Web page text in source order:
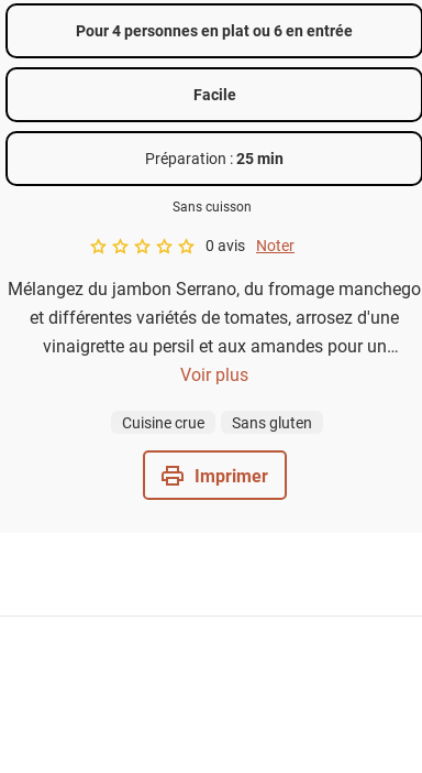
Pour 4 personnes en plat ou 6 en entrée
Facile
Préparation :25 min
Sans cuisson
A star rating of 0 out of 5.
0 avis Noter
Mélangez du jambon Serrano, du fromage manchego
et différentes variétés de tomates, arrosez d'une
vinaigrette au persil et aux amandes pour un
accompagnement léger ou un plat de tapas estival.
Voir plus
Cuisine crue Sans gluten
Imprimer